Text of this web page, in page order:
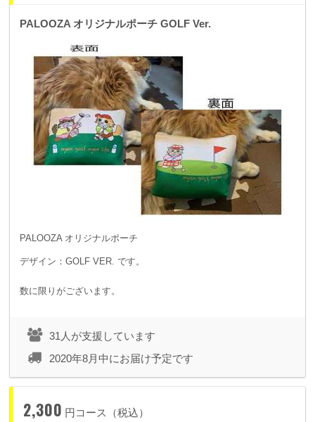
PALOOZA オリジナルポーチ GOLF Ver.
PALOOZA オリジナルポーチ
デザイン：GOLF VER. です。
数に限りがございます。
31人が支援しています
2020年8月中にお届け予定です
2,300 円コース（税込）